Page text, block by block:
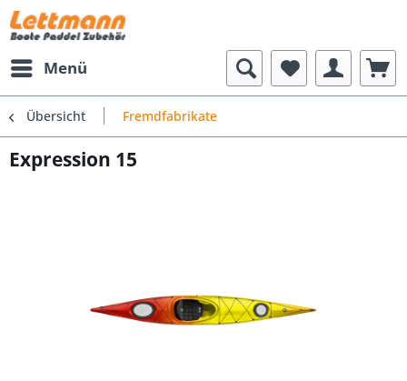
Menü
Übersicht Fremdfabrikate
Expression 15